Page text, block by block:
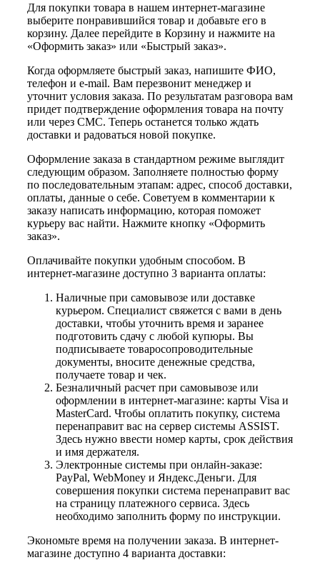
Для покупки товара в нашем интернет-магазине
выберите понравившийся товар и добавьте его в
корзину. Далее перейдите в Корзину и нажмите на
«Оформить заказ» или «Быстрый заказ».
Когда оформляете быстрый заказ, напишите ФИО,
телефон и e-mail. Вам перезвонит менеджер и
уточнит условия заказа. По результатам разговора вам
придет подтверждение оформления товара на почту
или через СМС. Теперь останется только ждать
доставки и радоваться новой покупке.
Оформление заказа в стандартном режиме выглядит
следующим образом. Заполняете полностью форму
по последовательным этапам: адрес, способ доставки,
оплаты, данные о себе. Советуем в комментарии к
заказу написать информацию, которая поможет
курьеру вас найти. Нажмите кнопку «Оформить
заказ».
Оплачивайте покупки удобным способом. В
интернет-магазине доступно 3 варианта оплаты:
Наличные при самовывозе или доставке
курьером. Специалист свяжется с вами в день
доставки, чтобы уточнить время и заранее
подготовить сдачу с любой купюры. Вы
подписываете товаросопроводительные
документы, вносите денежные средства,
получаете товар и чек.
Безналичный расчет при самовывозе или
оформлении в интернет-магазине: карты Visa и
MasterCard. Чтобы оплатить покупку, система
перенаправит вас на сервер системы ASSIST.
Здесь нужно ввести номер карты, срок действия
и имя держателя.
Электронные системы при онлайн-заказе:
PayPal, WebMoney и Яндекс.Деньги. Для
совершения покупки система перенаправит вас
на страницу платежного сервиса. Здесь
необходимо заполнить форму по инструкции.
Экономьте время на получении заказа. В интернет-
магазине доступно 4 варианта доставки: